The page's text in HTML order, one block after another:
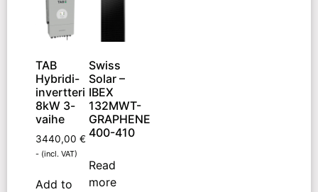
TAB
Hybridi-
invertteri
8kW 3-
vaihe
3440,00 €
- (incl. VAT)
Add to
Swiss
Solar –
IBEX
132MWT-
GRAPHENE
400-410
Read
more